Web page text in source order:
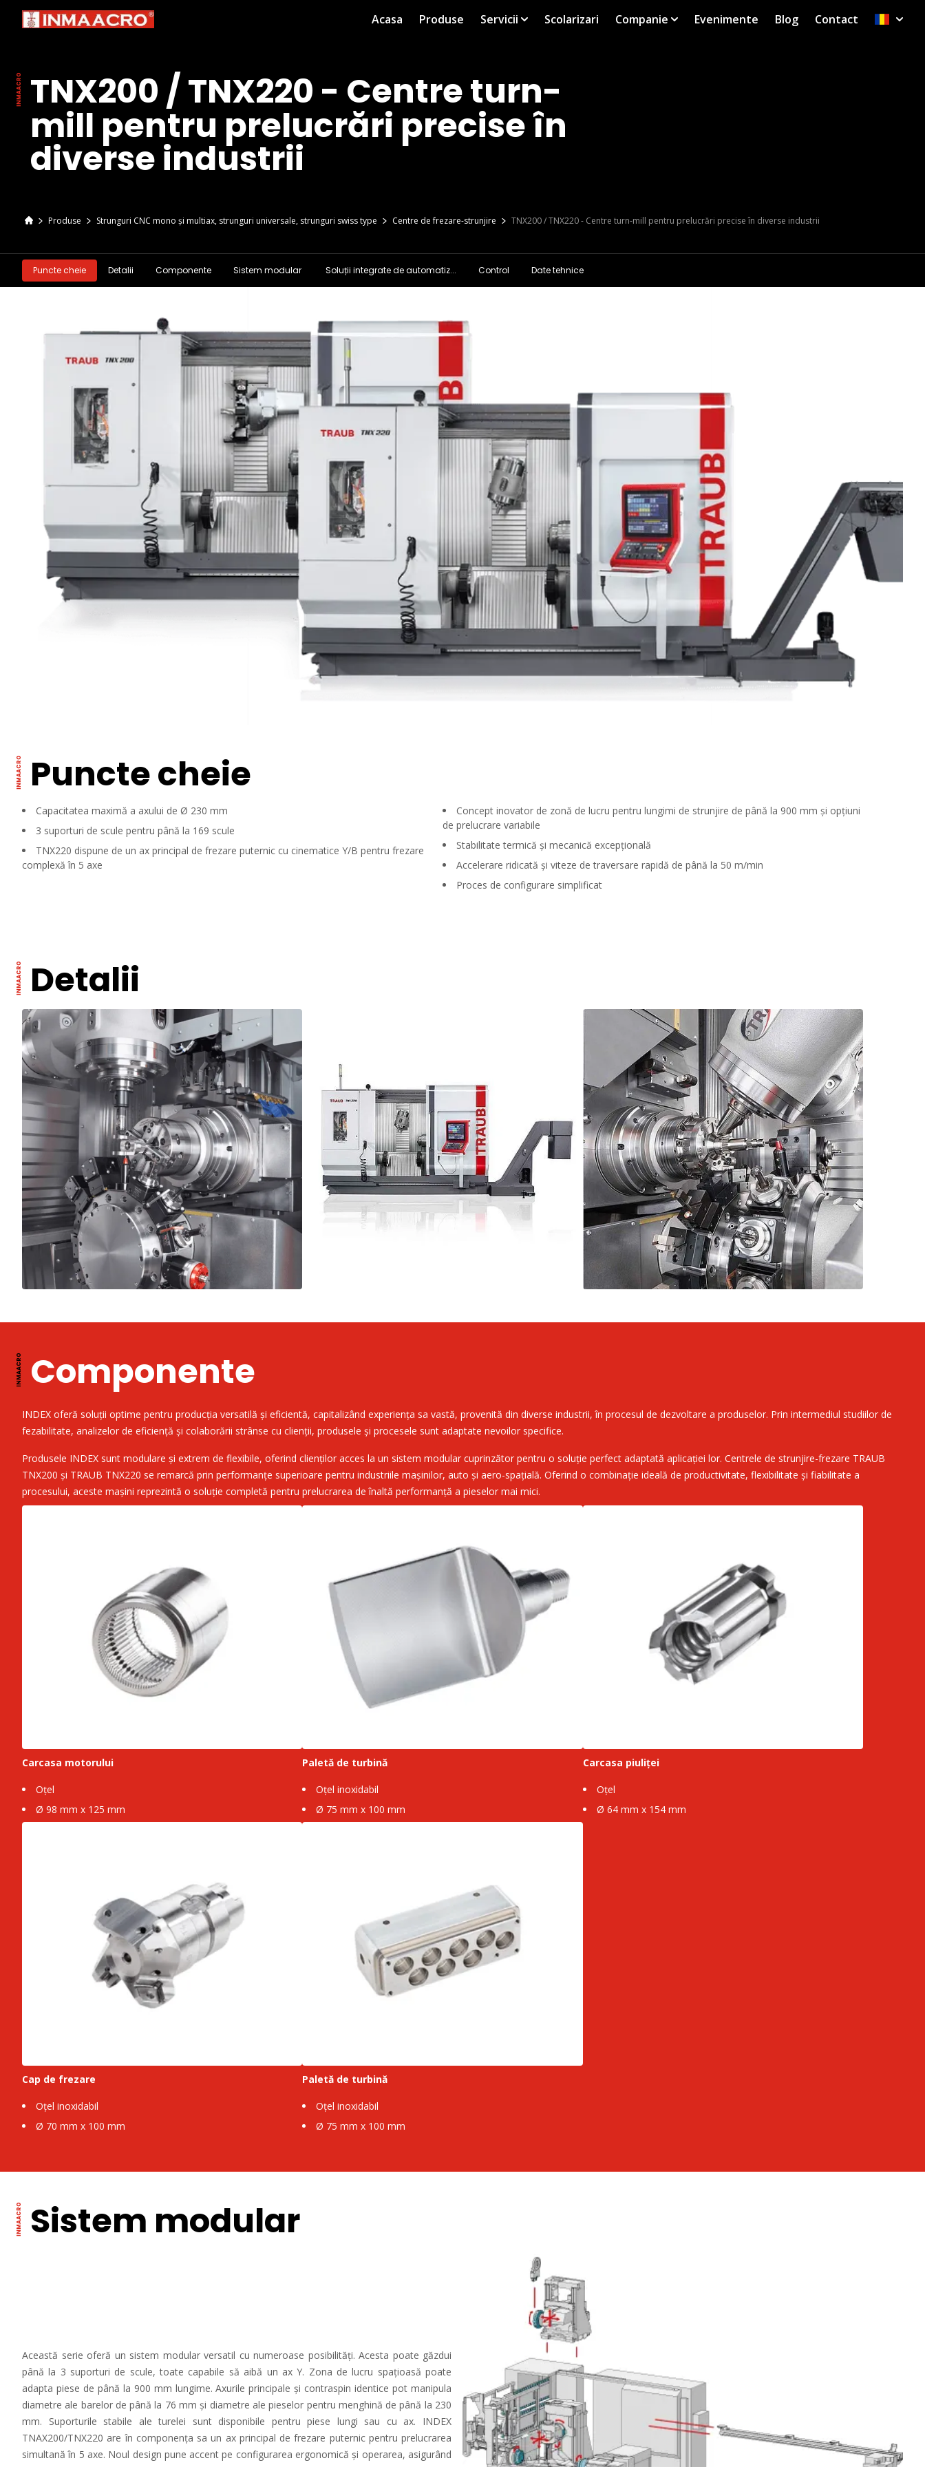
Acasa Produse Servicii Scolarizari Companie Evenimente Blog Contact
TNX200 / TNX220 - Centre turn-
mill pentru prelucrări precise în
diverse industrii
Produse Strunguri CNC mono și multiax, strunguri universale, strunguri swiss type Centre de frezare-strunjire TNX200 / TNX220 - Centre turn-mill pentru prelucrări precise în diverse industrii
Puncte cheie Detalii Componente Sistem modular Soluții integrate de automatiz... Control Date tehnice
Puncte cheie
Capacitatea maximă a axului de Ø 230 mm
3 suporturi de scule pentru până la 169 scule
TNX220 dispune de un ax principal de frezare puternic cu cinematice Y/B pentru frezare
complexă în 5 axe
Concept inovator de zonă de lucru pentru lungimi de strunjire de până la 900 mm și opțiuni
de prelucrare variabile
Stabilitate termică și mecanică excepțională
Accelerare ridicată și viteze de traversare rapidă de până la 50 m/min
Proces de configurare simplificat
Detalii
Componente
INDEX oferă soluții optime pentru producția versatilă și eficientă, capitalizând experiența sa vastă, provenită din diverse industrii, în procesul de dezvoltare a produselor. Prin intermediul studiilor de
fezabilitate, analizelor de eficiență și colaborării strânse cu clienții, produsele și procesele sunt adaptate nevoilor specifice.
Produsele INDEX sunt modulare și extrem de flexibile, oferind clienților acces la un sistem modular cuprinzător pentru o soluție perfect adaptată aplicației lor. Centrele de strunjire-frezare TRAUB
TNX200 și TRAUB TNX220 se remarcă prin performanțe superioare pentru industriile mașinilor, auto și aero-spațială. Oferind o combinație ideală de productivitate, flexibilitate și fiabilitate a
procesului, aceste mașini reprezintă o soluție completă pentru prelucrarea de înaltă performanță a pieselor mai mici.
Carcasa motorului
Oțel
Ø 98 mm x 125 mm
Paletă de turbină
Oțel inoxidabil
Ø 75 mm x 100 mm
Carcasa piuliței
Oțel
Ø 64 mm x 154 mm
Cap de frezare
Oțel inoxidabil
Ø 70 mm x 100 mm
Paletă de turbină
Oțel inoxidabil
Ø 75 mm x 100 mm
Sistem modular
Această serie oferă un sistem modular versatil cu numeroase posibilități. Acesta poate găzdui
până la 3 suporturi de scule, toate capabile să aibă un ax Y. Zona de lucru spațioasă poate
adapta piese de până la 900 mm lungime. Axurile principale și contraspin identice pot manipula
diametre ale barelor de până la 76 mm și diametre ale pieselor pentru menghină de până la 230
mm. Suporturile stabile ale turelei sunt disponibile pentru piese lungi sau cu ax. INDEX
TNAX200/TNX220 are în componența sa un ax principal de frezare puternic pentru prelucrarea
simultană în 5 axe. Noul design pune accent pe configurarea ergonomică și operarea, asigurând